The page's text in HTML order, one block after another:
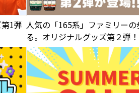
1弾 人気の「165系」ファミリーの
る。オリジナルグッズ第２弾！